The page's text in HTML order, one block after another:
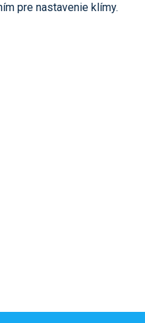
pre nastavenie klímy.